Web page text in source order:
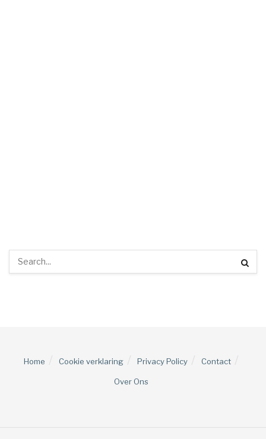
Home Cookie verklaring Privacy Policy Contact
Over Ons